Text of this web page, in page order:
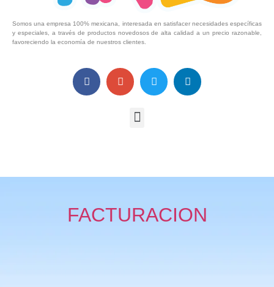
Somos una empresa 100% mexicana, interesada en satisfacer necesidades específicas
y especiales, a través de productos novedosos de alta calidad a un precio razonable,
favoreciendo la economía de nuestros clientes.
FACTURACION